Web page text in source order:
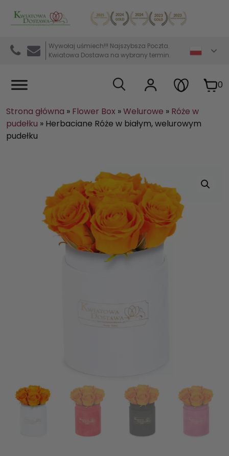
Kwiaciarnia internetowa Kwiatowa Dostawa
Wywołaj uśmiech!!! Najszybsza Poczta.
Kwiatowa Dostawa na wybrany termin.
0
Strona główna » Flower Box »Welurowe » Róże w
pudełku » Herbaciane Róże w białym, welurowym
pudełku